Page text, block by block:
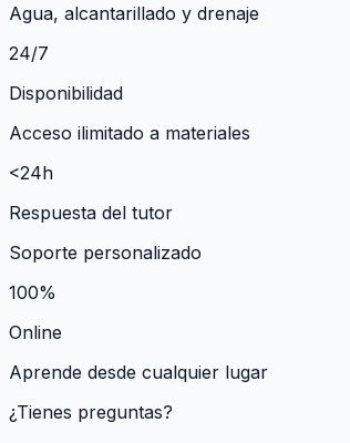
Agua, alcantarillado y drenaje
24/7
Disponibilidad
Acceso ilimitado a materiales
<24h
Respuesta del tutor
Soporte personalizado
100%
Online
Aprende desde cualquier lugar
¿Tienes preguntas?